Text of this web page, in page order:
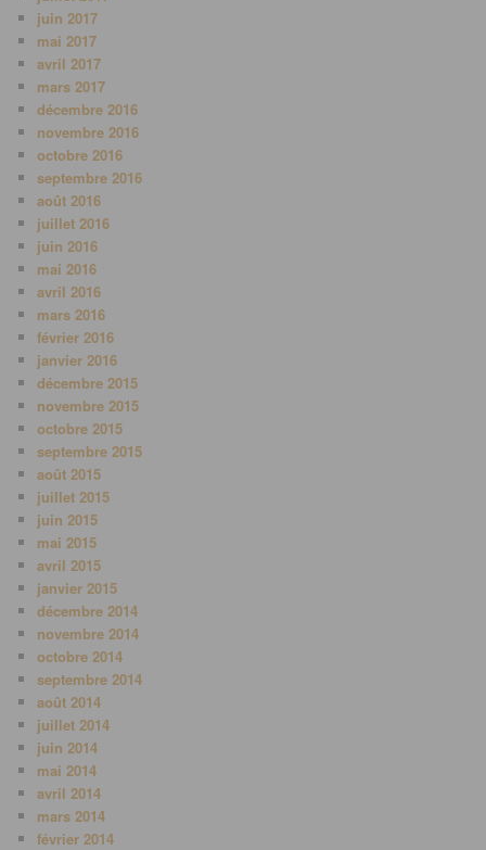
juin 2017
mai 2017
avril 2017
mars 2017
décembre 2016
novembre 2016
octobre 2016
septembre 2016
août 2016
juillet 2016
juin 2016
mai 2016
avril 2016
mars 2016
février 2016
janvier 2016
décembre 2015
novembre 2015
octobre 2015
septembre 2015
août 2015
juillet 2015
juin 2015
mai 2015
avril 2015
janvier 2015
décembre 2014
novembre 2014
octobre 2014
septembre 2014
août 2014
juillet 2014
juin 2014
mai 2014
avril 2014
mars 2014
février 2014